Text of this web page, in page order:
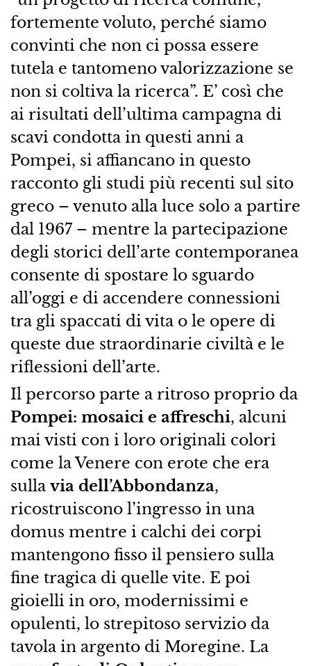
fortemente voluto, perché siamo
convinti che non ci possa essere
tutela e tantomeno valorizzazione se
non si coltiva la ricerca”. E’ così che
ai risultati dell’ultima campagna di
scavi condotta in questi anni a
Pompei, si affiancano in questo
racconto gli studi più recenti sul sito
greco – venuto alla luce solo a partire
dal 1967 – mentre la partecipazione
degli storici dell’arte contemporanea
consente di spostare lo sguardo
all’oggi e di accendere connessioni
tra gli spaccati di vita o le opere di
queste due straordinarie civiltà e le
riflessioni dell’arte.
Il percorso parte a ritroso proprio da
Pompei: mosaici e affreschi, alcuni
mai visti con i loro originali colori
come la Venere con erote che era
sulla via dell’Abbondanza,
ricostruiscono l’ingresso in una
domus mentre i calchi dei corpi
mantengono fisso il pensiero sulla
fine tragica di quelle vite. E poi
gioielli in oro, modernissimi e
opulenti, lo strepitoso servizio da
tavola in argento di Moregine. La